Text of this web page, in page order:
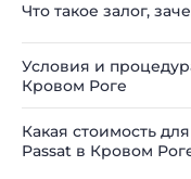
Что такое залог,
Условия и
Кровом Роге
Какая стоимость
Passat в Кровом